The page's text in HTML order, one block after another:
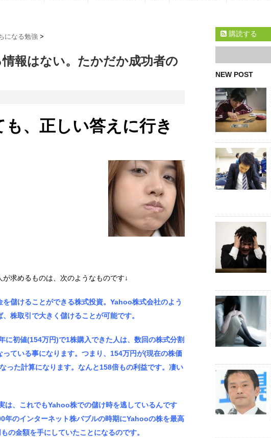
になる勉強 >
報はない。たかだか成功者の
、正しい答えに行き
求めるものは、次のようなものです↓
を儲けることができる株式投資。Yahoo株式会社のよう
株取引で大きく儲けることが可能です。
に初値(154万円)で1株購入できた人は、数回の株式分割
ている事になります。つまり、154万円が(現在の株価
った計算になります。なんと158倍もの利益です。凄い
は、これでもYahoo株での儲け時を逃しているんです
年のインターネット株バブルの時期にYahooの株を最高
の金額を手にしていたことになるのです。
購読する
NEW POST